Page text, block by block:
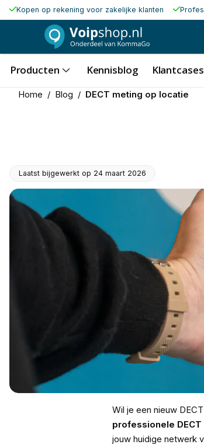
Kopen op rekening voor zakelijke klanten
Producten Kennisblog Klantcases
Home / Blog / DECT meting op locatie
Laatst bijgewerkt op 24 maart 2026
Wil je een nieuw
professionele
jouw huidige netwerk